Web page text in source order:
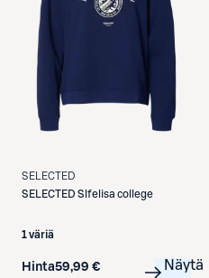
SELECTED
SELECTED Slfelisa college
1 väriä
Hinta59,99 €
Näytä